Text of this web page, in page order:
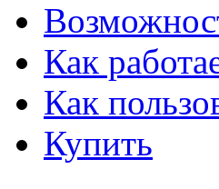
Как
Как
Купить